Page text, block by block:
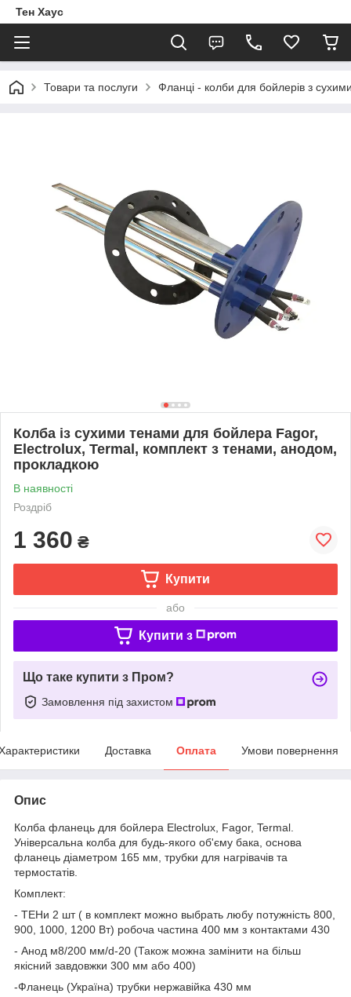
Тен Хаус
Товари та послуги Фланці - колби для бойлерів з
Колба із сухими тенами для бойлера Fagor,
Electrolux, Termal, комплект з тенами, анодом,
прокладкою
В наявності
Роздріб
1 360 ₴
Купити
або
Купити з
Що таке купити з Пром?
Замовлення під захистом
Доставка Оплата Умови повернення
Опис
Колба фланець для бойлера Electrolux, Fagor, Termal.
Універсальна колба для будь-якого об'єму бака, основа
фланець діаметром 165 мм, трубки для нагрівачів та
термостатів.
Комплект:
- ТЕНи 2 шт ( в комплект можно выбрать любу потужність 800,
900, 1000, 1200 Вт) робоча частина 400 мм з контактами 430
- Анод м8/200 мм/d-20 (Також можна замінити на більш
якісний завдовжки 300 мм або 400)
-Фланець (Україна) трубки нержавійка 430 мм